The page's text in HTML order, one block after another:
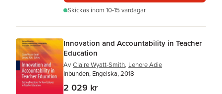
Skickas inom 10-15 vardagar
Innovation and Accountability in Teacher
Education
Av Claire Wyatt-Smith, Lenore Adie
Inbunden, Engelska, 2018
2 029 kr